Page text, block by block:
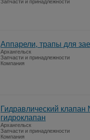
Запчасти и принадлежности
Аппарели, трапы для
Архангельск
Запчасти и принадлежности
Компания
Гидравлический
гидроклапан
Архангельск
Запчасти и принадлежности
Компания